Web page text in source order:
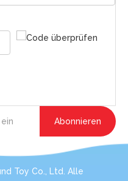
Abonnieren
Toy Co., Ltd. Alle